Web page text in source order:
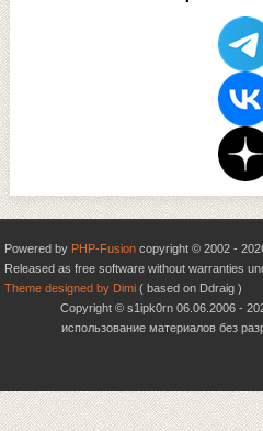
Powered by PHP-Fusion copyright © 2002 -
Released as free software without warranties
Theme designed by Dimi ( based on Ddraig )
Copyright © s1ipk0rn 06.06.2006 -
использование материалов без